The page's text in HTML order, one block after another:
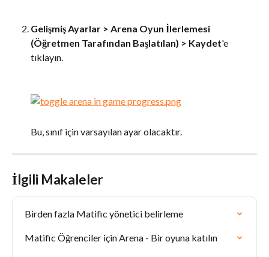
Gelişmiş Ayarlar > Arena Oyun İlerlemesi
(Öğretmen Tarafından Başlatılan) > Kaydet'e
tıklayın.
Bu, sınıf için varsayılan ayar olacaktır.
İlgili Makaleler
Birden fazla Matific yönetici belirleme
Matific Öğrenciler için Arena - Bir oyuna katılın